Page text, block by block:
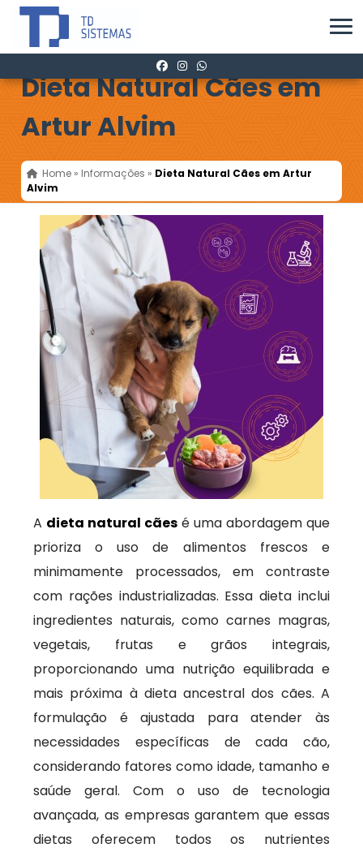
Dieta Natural Cães em
Artur Alvim
Home » Informações » Dieta Natural Cães em Artur
Alvim
A dieta natural cães é uma abordagem que
prioriza o uso de alimentos frescos e
minimamente processados, em contraste
com rações industrializadas. Essa dieta inclui
ingredientes naturais, como carnes magras,
vegetais, frutas e grãos integrais,
proporcionando uma nutrição equilibrada e
mais próxima à dieta ancestral dos cães. A
formulação é ajustada para atender às
necessidades específicas de cada cão,
considerando fatores como idade, tamanho e
saúde geral. Com o uso de tecnologia
avançada, as empresas garantem que essas
dietas oferecem todos os nutrientes